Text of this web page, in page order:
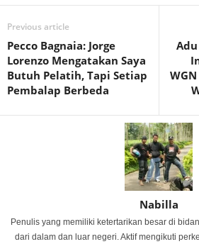
Previous article
Pecco Bagnaia: Jorge
Lorenzo Mengatakan Saya
Butuh Pelatih, Tapi Setiap
Pembalap Berbeda
Nabilla
Penulis yang memiliki ketertarikan besar di
dari dalam dan luar negeri. Aktif mengikuti